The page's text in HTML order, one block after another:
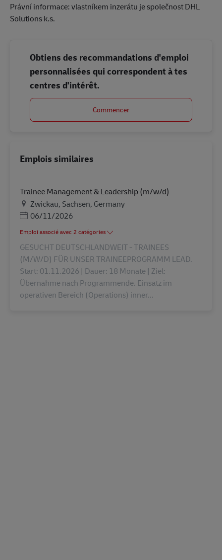
Právní informace: vlastníkem inzerátu je společnost DHL
Solutions k.s.
Obtiens des recommandations d'emploi
personnalisées qui correspondent à tes
centres d'intérêt.
Commencer
Emplois similaires
Trainee Management & Leadership (m/w/d)
LieuZwickau, Sachsen, Germany
Posted Date
06/11/2026
Emploi associé avec 2 catégories
GESUCHT DEUTSCHLANDWEIT - TRAINEES
(M/W/D) FÜR UNSER TRAINEEPROGRAMM LEAD.
Start: 01.11.2026 | Dauer: 18 Monate | Ziel:
Übernahme nach Programmende. Einsatz im
operativen Bereich (Operations) inner...